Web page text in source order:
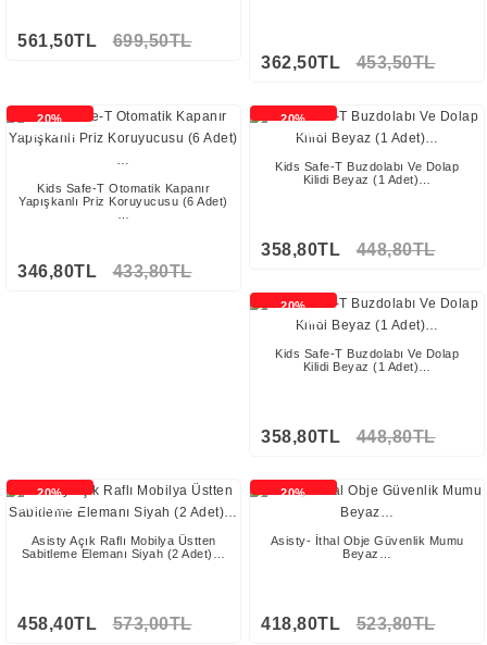
561,50TL 699,50TL
362,50TL 453,50TL
20%
İNDİRİMLİ
Kids Safe-T Otomatik Kapanır
Yapışkanlı Priz Koruyucusu (6 Adet)
346,80TL 433,80TL
20%
İNDİRİMLİ
Kids Safe-T Buzdolabı Ve Dolap
Kilidi Beyaz (1 Adet)…
358,80TL 448,80TL
20%
İNDİRİMLİ
Kids Safe-T Buzdolabı Ve Dolap
Kilidi Beyaz (1 Adet)…
358,80TL 448,80TL
20%
İNDİRİMLİ
Asisty Açık Raflı Mobilya Üstten
Sabitleme Elemanı Siyah (2 Adet)…
458,40TL 573,00TL
20%
Asisty- İthal Obje Güvenlik Mumu
Beyaz…
418,80TL 523,80TL